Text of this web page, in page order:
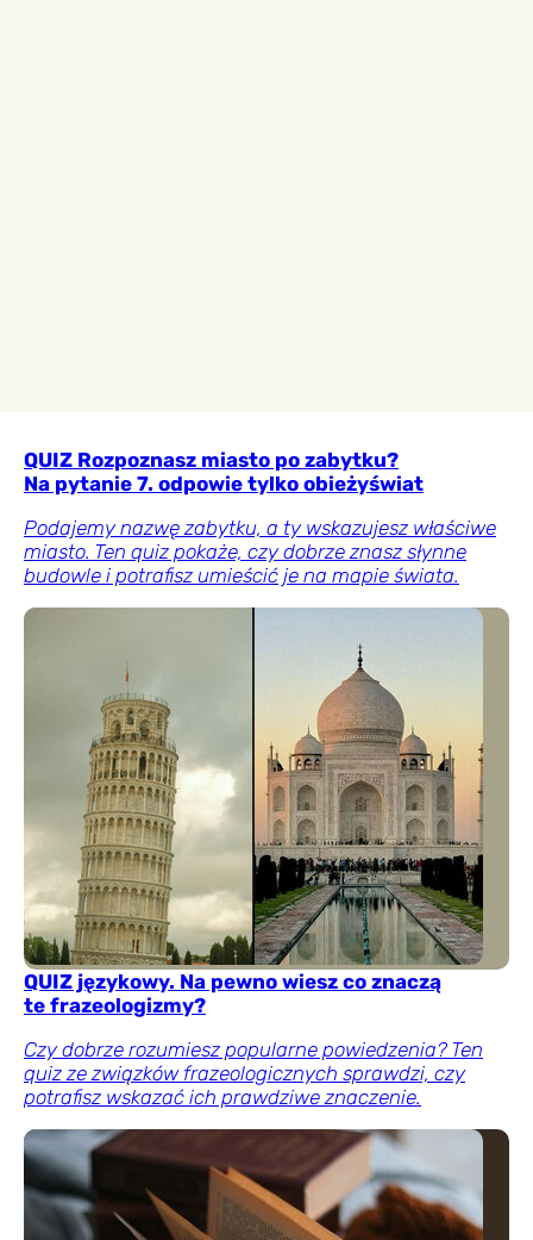
QUIZ Rozpoznasz miasto po zabytku?
Na pytanie 7. odpowie tylko obieżyświat
Podajemy nazwę zabytku, a ty wskazujesz właściwe
miasto. Ten quiz pokaże, czy dobrze znasz słynne
budowle i potrafisz umieścić je na mapie świata.
QUIZ językowy. Na pewno wiesz co znaczą
te frazeologizmy?
Czy dobrze rozumiesz popularne powiedzenia? Ten
quiz ze związków frazeologicznych sprawdzi, czy
potrafisz wskazać ich prawdziwe znaczenie.